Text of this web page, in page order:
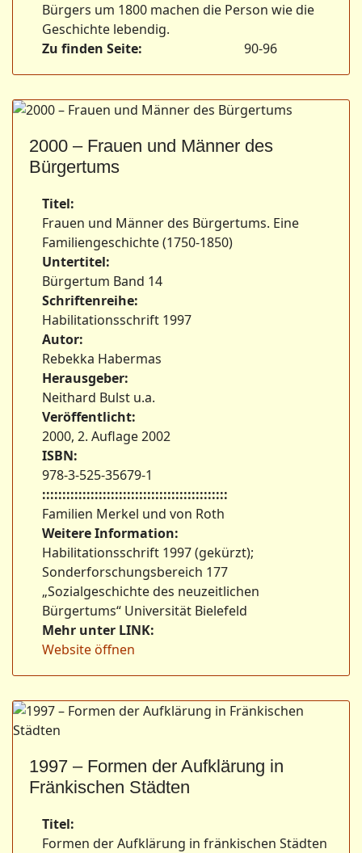
Bürgers um 1800 machen die Person wie die
Geschichte lebendig.
Zu finden Seite:
90-96
2000 – Frauen und Männer des
Bürgertums
Titel:
Frauen und Männer des Bürgertums. Eine
Familiengeschichte (1750-1850)
Untertitel:
Bürgertum Band 14
Schriftenreihe:
Habilitationsschrift 1997
Autor:
Rebekka Habermas
Herausgeber:
Neithard Bulst u.a.
Veröffentlicht:
2000, 2. Auflage 2002
ISBN:
978-3-525-35679-1
::::::::::::::::::::::::::::::::::::::::::::::
Familien Merkel und von Roth
Weitere Information:
Habilitationsschrift 1997 (gekürzt);
Sonderforschungsbereich 177
„Sozialgeschichte des neuzeitlichen
Bürgertums“ Universität Bielefeld
Mehr unter LINK:
Website öffnen
1997 – Formen der Aufklärung in
Fränkischen Städten
Titel:
Formen der Aufklärung in fränkischen Städten